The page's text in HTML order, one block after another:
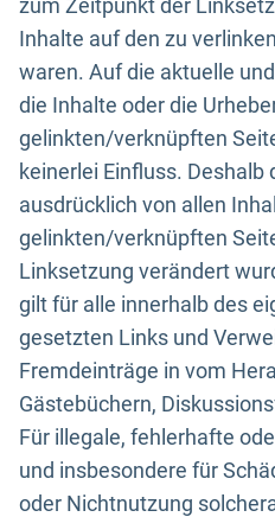
zum Zeitpunkt der
Inhalte auf den zu
waren. Auf die aktuelle
die Inhalte oder die
gelinkten/verknüpften
keinerlei Einfluss.
ausdrücklich von allen
gelinkten/verknüpften
Linksetzung verändert
gilt für alle innerhalb des
gesetzten Links und
Fremdeinträge in vom
Gästebüchern,
Für illegale, fehlerhafte
und insbesondere für
oder Nichtnutzung